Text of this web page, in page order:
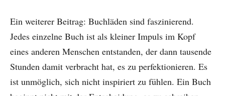
Ein weiterer Beitrag: Buchläden sind faszinierend.
Jedes einzelne Buch ist als kleiner Impuls im Kopf
eines anderen Menschen entstanden, der dann tausende
Stunden damit verbracht hat, es zu perfektionieren. Es
ist unmöglich, sich nicht inspiriert zu fühlen. Ein Buch